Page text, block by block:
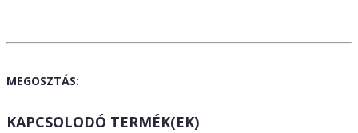
MEGOSZTÁS:
KAPCSOLODÓ TERMÉK(EK)